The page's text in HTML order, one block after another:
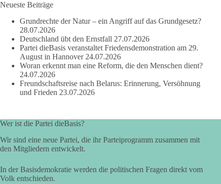
Auch in Deutschland warten viele Menschen bis heute auf
Antworten:
❓ Wie wurden politische Entscheidungen getroffen?
❓ Welche Maßnahmen waren notwendig und welche nicht?
❓Und wer übernimmt die Verantwortung für die massiven
Folgen für Kinder, Familien, Unternehmen und das Vertrauen
in unseren Rechtsstaat?
Fragen zu vermeiden. Sie lebt davon, Fragen offen zu stellen
und transparent zu beantworten.
dieBasis fordert deshalb weiterhin eine unabhängige,
Neueste Beiträge
Grundrechte der Natur – ein Angriff auf das Grundgesetz?
28.07.2026
Deutschland übt den Ernstfall 27.07.2026
Partei dieBasis veranstaltet Friedensdemonstration am 29.
August in Hannover 24.07.2026
Woran erkennt man eine Reform, die den Menschen dient?
24.07.2026
Freundschaftsreise nach Belarus: Erinnerung, Versöhnung
und Frieden 23.07.2026
Wer ist die Partei dieBasis?
Wir sind eine neue Partei, die ihr Parteiprogramm zusammen mit
den Mitgliedern entwickelt.
In der Basisdemokratie werden die politischen Fragen direkt vom
Volk entschieden.